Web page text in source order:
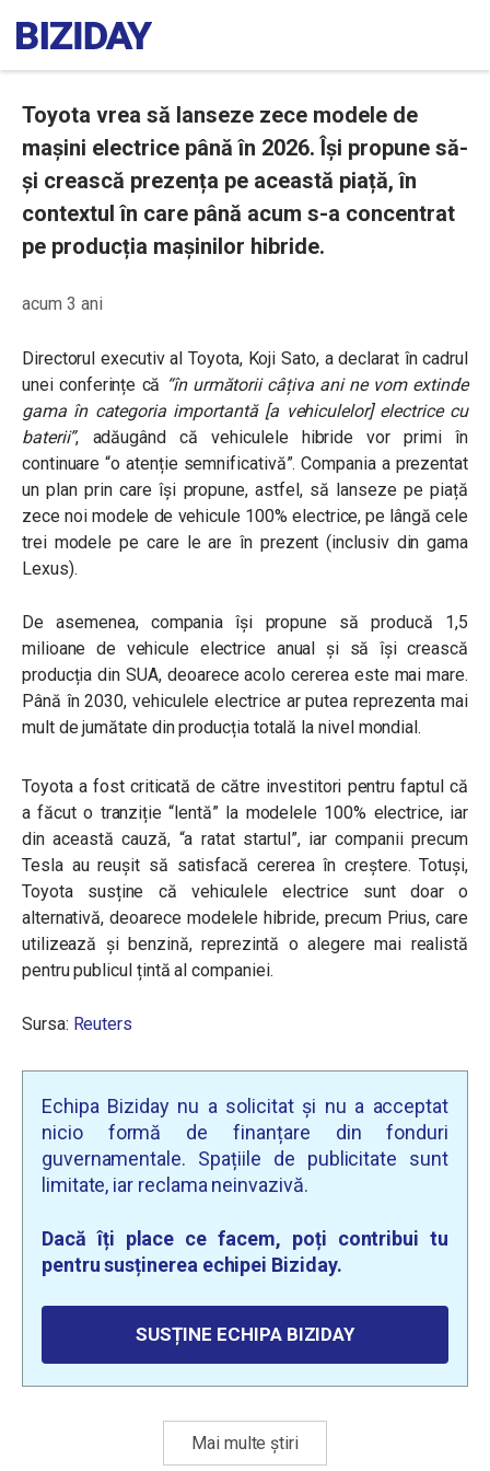
Toyota vrea să lanseze zece modele de
mașini electrice până în 2026. Își propune să-
și crească prezența pe această piață, în
contextul în care până acum s-a concentrat
pe producția mașinilor hibride.
acum 3 ani
Directorul executiv al Toyota, Koji Sato, a declarat în cadrul
unei conferințe că “în următorii câțiva ani ne vom extinde
gama în categoria importantă [a vehiculelor] electrice cu
baterii”, adăugând că vehiculele hibride vor primi în
continuare “o atenție semnificativă”. Compania a prezentat
un plan prin care își propune, astfel, să lanseze pe piață
zece noi modele de vehicule 100% electrice, pe lângă cele
trei modele pe care le are în prezent (inclusiv din gama
Lexus).
De asemenea, compania își propune să producă 1,5
milioane de vehicule electrice anual și să își crească
producția din SUA, deoarece acolo cererea este mai mare.
Până în 2030, vehiculele electrice ar putea reprezenta mai
mult de jumătate din producția totală la nivel mondial.
Toyota a fost criticată de către investitori pentru faptul că
a făcut o tranziție “lentă” la modelele 100% electrice, iar
din această cauză, “a ratat startul”, iar companii precum
Tesla au reușit să satisfacă cererea în creștere. Totuși,
Toyota susține că vehiculele electrice sunt doar o
alternativă, deoarece modelele hibride, precum Prius, care
utilizează și benzină, reprezintă o alegere mai realistă
pentru publicul țintă al companiei.
Sursa: Reuters
Echipa Biziday nu a solicitat și nu a acceptat
nicio formă de finanțare din fonduri
guvernamentale. Spațiile de publicitate sunt
limitate, iar reclama neinvazivă.
Dacă îți place ce facem, poți contribui tu
pentru susținerea echipei Biziday.
SUSȚINE ECHIPA BIZIDAY
Mai multe știri